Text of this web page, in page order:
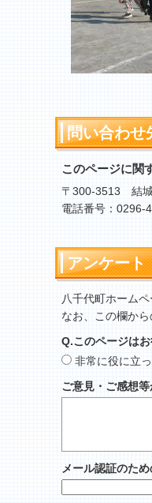
問い合わせ
このページに関
〒300-3513 結
電話番号：0296-
アンケート
八千代町ホーム
なお、この欄か
Q.このページは
非常に役に立
ご意見・ご感想
メール認証のた